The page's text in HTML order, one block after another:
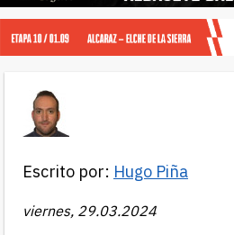
Escrito por: Hugo Piña
viernes, 29.03.2024